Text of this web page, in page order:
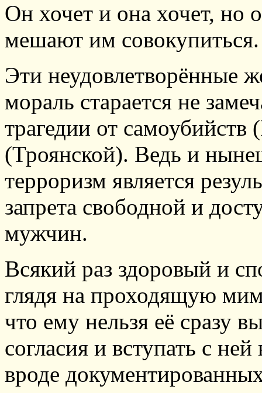
Он хочет и она хочет, но
мешают им совокупиться.
Эти неудовлетворённые
мораль старается не
трагедии от
(Троянской). Ведь и
терроризм является
запрета свободной и
мужчин.
Всякий раз здоровый и
глядя на проходящую
что ему нельзя её сразу
согласия и вступать с
вроде